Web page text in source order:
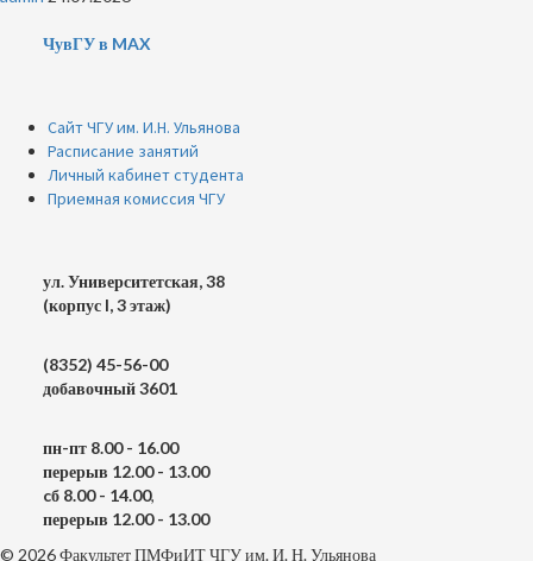
ЧувГУ в MAX
Сайт ЧГУ им. И.Н. Ульянова
Расписание занятий
Личный кабинет студента
Приемная комиссия ЧГУ
ул. Университетская, 38
(корпус I, 3 этаж)
(8352) 45-56-00
добавочный 3601
пн-пт 8.00 - 16.00
перерыв 12.00 - 13.00
cб 8.00 - 14.00,
перерыв 12.00 - 13.00
© 2026 Факультет ПМФиИТ ЧГУ им. И. Н. Ульянова